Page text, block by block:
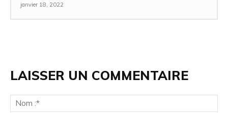
janvier 18, 2022
LAISSER UN COMMENTAIRE
:*